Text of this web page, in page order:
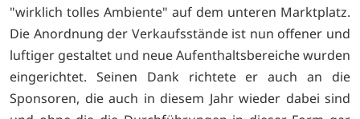
"wirklich tolles Ambiente" auf dem unteren Marktplatz.
Die Anordnung der Verkaufsstände ist nun offener und
luftiger gestaltet und neue Aufenthaltsbereiche wurden
eingerichtet. Seinen Dank richtete er auch an die
Sponsoren, die auch in diesem Jahr wieder dabei sind